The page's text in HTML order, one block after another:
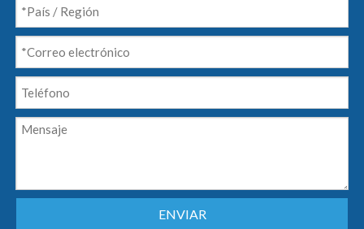
ENVIAR